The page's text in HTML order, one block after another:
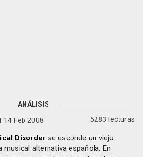
ANÁLISIS
14 Feb 2008 5283 lecturas
Disorder se esconde un viejo
alternativa española. En